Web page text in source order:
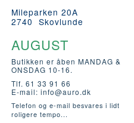
Mileparken 20A
2740 Skovlunde
AUGUST
Butikken er åben MANDAG &
ONSDAG 10-16.
Tlf. 61 33 91 66
E-mail: info@auro.dk
Telefon og e-mail besvares i lidt
roligere tempo...